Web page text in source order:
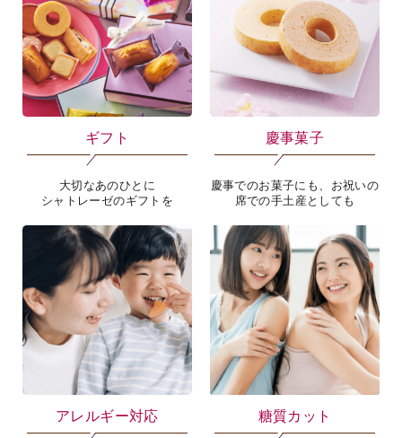
ギフト
大切なあのひとに
シャトレーゼのギフトを
慶事菓子
慶事でのお菓子にも、お祝いの
席での手土産としても
アレルギー対応 糖質カット